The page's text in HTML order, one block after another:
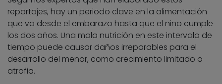
reportajes, hay un periodo clave en la alimentación
que va desde el embarazo hasta que el niño cumple
los dos años. Una mala nutrición en este intervalo de
tiempo puede causar daños irreparables para el
desarrollo del menor, como crecimiento limitado o
atrofia.